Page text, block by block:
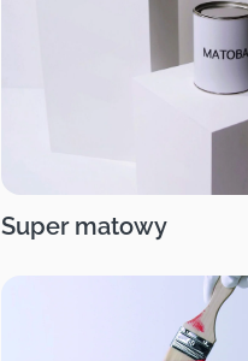
Super matowy